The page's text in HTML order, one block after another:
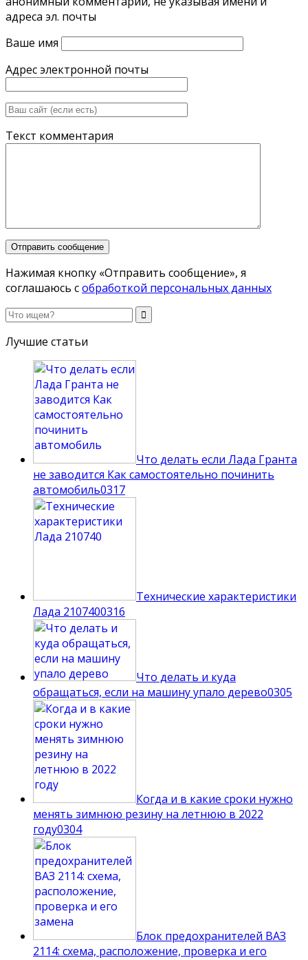
адреса эл. почты
Ваше имя
Адрес электронной почты
Текст комментария
Нажимая кнопку «Отправить сообщение», я
соглашаюсь собработкой персональных данных
Лучшие статьи
Что делать если Лада Гранта
не заводится Как самостоятельно починить
автомобиль0317
Технические характеристики
Лада 2107400316
Что делать и куда
обращаться, если на машину упало дерево0305
Когда и в какие сроки нужно
менять зимнюю резину на летнюю в 2022
году0304
Блок предохранителей ВАЗ
2114: схема, расположение, проверка и его